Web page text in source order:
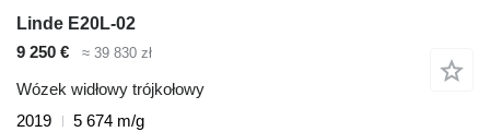
Linde E20L-02
9 250 €
≈ 39 830 zł
Wózek widłowy trójkołowy
2019
5 674 m/g